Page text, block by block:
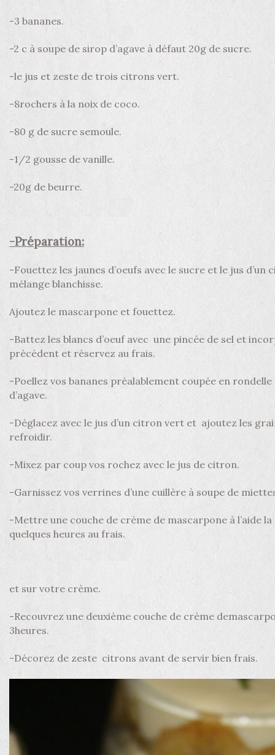
-3 bananes.
-2 c à soupe de sirop d’agave à défaut 20g de sucre.
-le jus et zeste de trois citrons vert.
-8rochers à la noix de coco.
-80 g de sucre semoule.
-1/2 gousse de vanille.
-20g de beurre.
-Préparation:
-Fouettez les jaunes d’oeufs avec le sucre et le jus d’un
mélange blanchisse.
Ajoutez le mascarpone et fouettez.
-Battez les blancs d’oeuf avec une pincée de sel et
précédent et réservez au frais.
-Poellez vos bananes préalablement coupée en
d’agave.
-Déglacez avec le jus d’un citron vert et ajoutez les
refroidir.
-Mixez par coup vos rochez avec le jus de citron.
-Garnissez vos verrines d’une cuillère à soupe de
-Mettre une couche de crème de mascarpone à l’aide
quelques heures au frais.
et sur votre crème.
-Recouvrez une deuxième couche de crème
3heures.
-Décorez de zeste citrons avant de servir bien frais.